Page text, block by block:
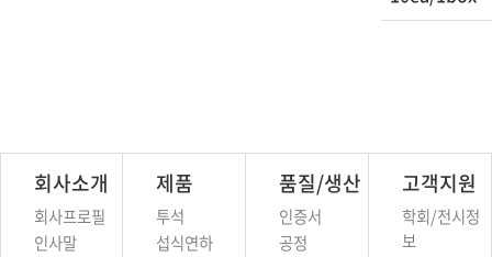
회사소개
회사프로필
인사말
제품
투석
섭식연하
품질/생산
인증서
공정
고객지원
학회/전시정
보